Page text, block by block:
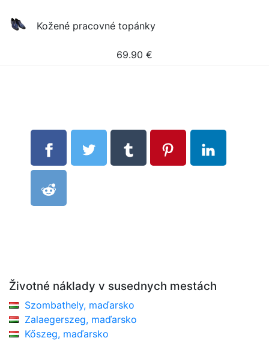
Kožené pracovné topánky
69.90 €
Životné náklady v susednych mestách
Szombathely, maďarsko
Zalaegerszeg, maďarsko
Kőszeg, maďarsko